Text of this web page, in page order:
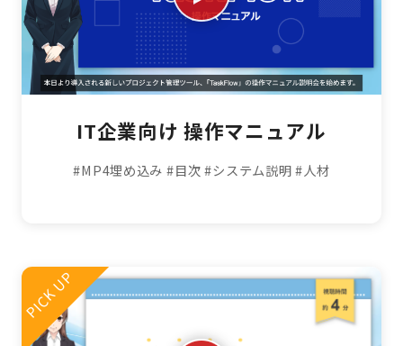
IT企業向け 操作マニュアル
#MP4埋め込み #目次 #システム説明 #人材
PICK UP